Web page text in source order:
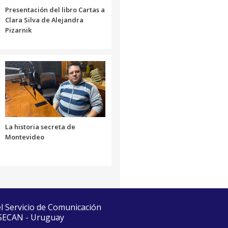
Presentación del libro Cartas a
Clara Silva de Alejandra
Pizarnik
La historia secreta de
Montevideo
de Comunicación
- Uruguay